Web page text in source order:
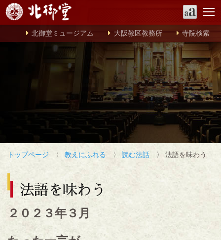
北御堂ミュージアム 大阪教区教務所 寺院検索
トップページ 〉 教えにふれる 〉 読む法話 〉 法語を味わう
法語を味わう
２０２３年３月